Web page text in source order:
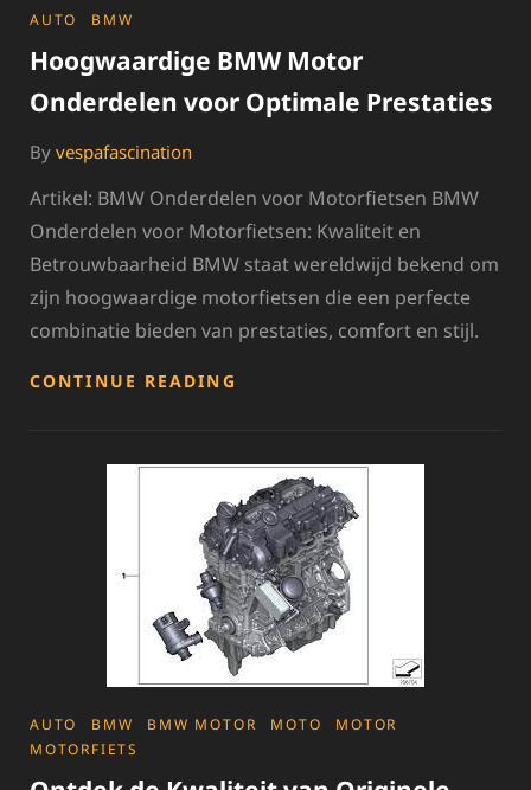
CATEGORIES
AUTO BMW
Hoogwaardige BMW Motor
Onderdelen voor Optimale Prestaties
By vespafascination
Artikel: BMW Onderdelen voor Motorfietsen BMW
Onderdelen voor Motorfietsen: Kwaliteit en
Betrouwbaarheid BMW staat wereldwijd bekend om
zijn hoogwaardige motorfietsen die een perfecte
combinatie bieden van prestaties, comfort en stijl.
CONTINUE READING
VOOR
OPTIMALE
PRESTATIES
CATEGORIES
AUTO BMW BMW MOTOR MOTO
MOTOR
MOTORFIETS